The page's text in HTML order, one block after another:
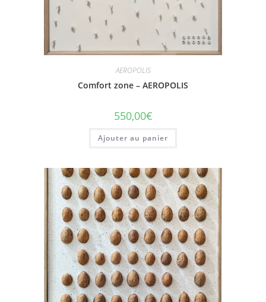
AEROPOLIS
Comfort zone – AEROPOLIS
550,00€
Ajouter au panier